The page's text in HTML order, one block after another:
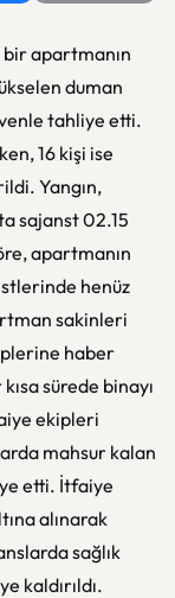
apartmanın
duman
tahliye etti.
16 kişi ise
Yangın,
sajanst 02.15
apartmanın
henüz
sakinleri
haber
sürede binayı
ekipleri
mahsur kalan
etti. İtfaiye
alınarak
sağlık
kaldırıldı.